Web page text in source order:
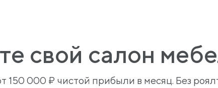
свой салон
150 000 ₽ чистой прибыли в месяц. Без